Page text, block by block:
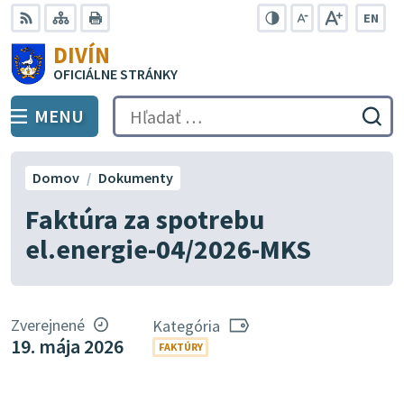
Preskočiť
na
obsah
RSS Mapa
EN
DIVÍN
OFICIÁLNE STRÁNKY
PREPNÚŤ
MENU Hľadať:
Faktúra za spotrebu
el.energie-04/2026-MKS
Domov Dokumenty
Zverejnené
19. mája 2026
Kategória
FAKTÚRY